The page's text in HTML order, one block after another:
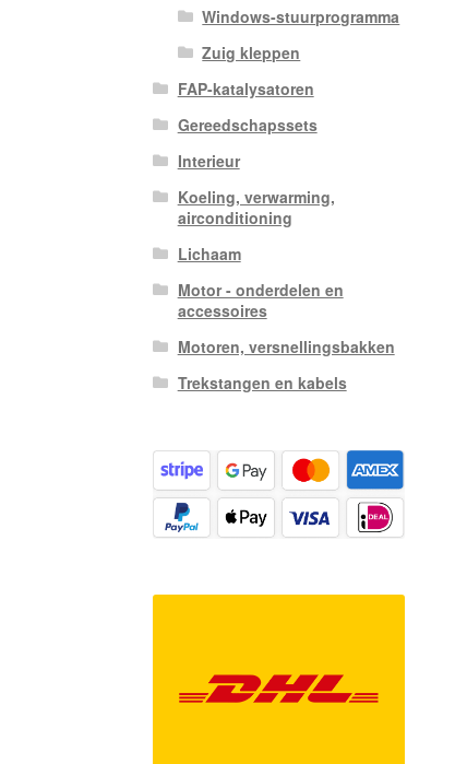
Windows-stuurprogramma
Zuig kleppen
FAP-katalysatoren
Gereedschapssets
Interieur
Koeling, verwarming,
airconditioning
Lichaam
Motor - onderdelen en
accessoires
Motoren, versnellingsbakken
Trekstangen en kabels